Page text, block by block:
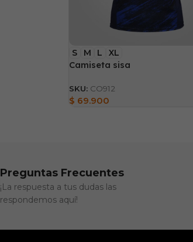
S M L XL
Camiseta sisa
SKU: CO912
$ 69.900
Preguntas Frecuentes
¡La respuesta a tus dudas las
respondemos aquí!